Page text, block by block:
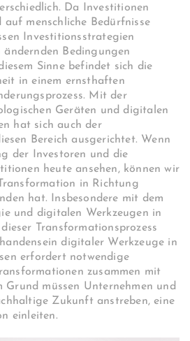
Da Investitionen
menschliche Bedürfnisse
Investitionsstrategien
ändernden Bedingungen
Sinne befindet sich die
in einem ernsthaften
Mit der
Geräten und digitalen
hat sich auch der
Bereich ausgerichtet. Wenn
der Investoren und die
heute ansehen, können wir
in Richtung
hat. Insbesondere mit dem
und digitalen Werkzeugen in
Transformationsprozess
digitaler Werkzeuge in
erfordert notwendige
zusammen mit
Grund müssen Unternehmen und
Zukunft anstreben, eine
einleiten.